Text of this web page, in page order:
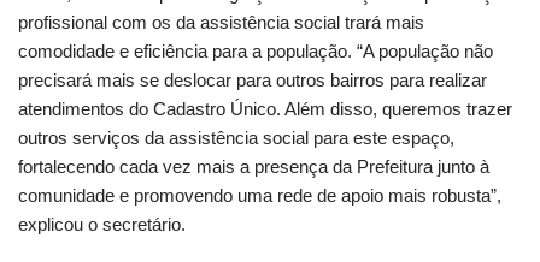
profissional com os da assistência social trará mais
comodidade e eficiência para a população. “A população não
precisará mais se deslocar para outros bairros para realizar
atendimentos do Cadastro Único. Além disso, queremos trazer
outros serviços da assistência social para este espaço,
fortalecendo cada vez mais a presença da Prefeitura junto à
comunidade e promovendo uma rede de apoio mais robusta”,
explicou o secretário.